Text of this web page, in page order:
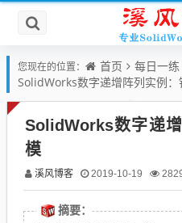
您现在的位置： 首页 每日一练
SolidWorks数字递增阵列实例：
SolidWorks数字递
模
溪风博客 2019-10-19
摘要：